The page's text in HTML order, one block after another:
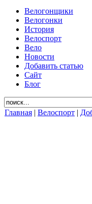
Велогонщики
Велогонки
История
Велоспорт
Вело
Новости
Добавить статью
Сайт
Блог
Главная | Велоспорт |